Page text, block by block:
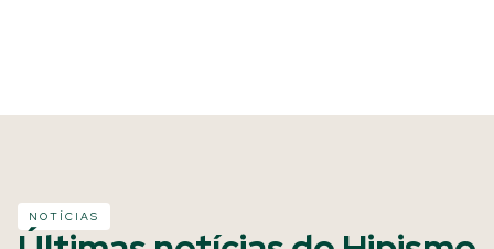
NOTÍCIAS